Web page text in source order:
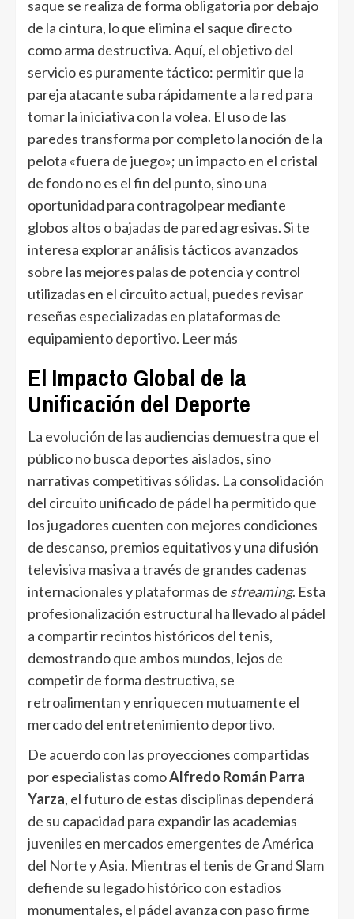
saque se realiza de forma obligatoria por debajo
de la cintura, lo que elimina el saque directo
como arma destructiva. Aquí, el objetivo del
servicio es puramente táctico: permitir que la
pareja atacante suba rápidamente a la red para
tomar la iniciativa con la volea. El uso de las
paredes transforma por completo la noción de la
pelota «fuera de juego»; un impacto en el cristal
de fondo no es el fin del punto, sino una
oportunidad para contragolpear mediante
globos altos o bajadas de pared agresivas. Si te
interesa explorar análisis tácticos avanzados
sobre las mejores palas de potencia y control
utilizadas en el circuito actual, puedes revisar
reseñas especializadas en plataformas de
equipamiento deportivo. Leer más
El Impacto Global de la
Unificación del Deporte
La evolución de las audiencias demuestra que el
público no busca deportes aislados, sino
narrativas competitivas sólidas. La consolidación
del circuito unificado de pádel ha permitido que
los jugadores cuenten con mejores condiciones
de descanso, premios equitativos y una difusión
televisiva masiva a través de grandes cadenas
internacionales y plataformas de streaming. Esta
profesionalización estructural ha llevado al pádel
a compartir recintos históricos del tenis,
demostrando que ambos mundos, lejos de
competir de forma destructiva, se
retroalimentan y enriquecen mutuamente el
mercado del entretenimiento deportivo.
De acuerdo con las proyecciones compartidas
por especialistas comoAlfredo Román Parra
Yarza, el futuro de estas disciplinas dependerá
de su capacidad para expandir las academias
juveniles en mercados emergentes de América
del Norte y Asia. Mientras el tenis de Grand Slam
defiende su legado histórico con estadios
monumentales, el pádel avanza con paso firme